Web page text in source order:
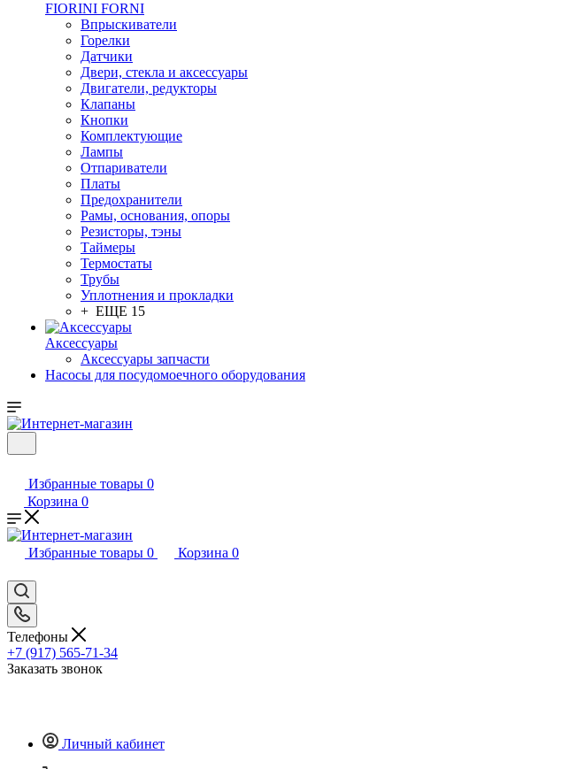
FIORINI FORNI
Впрыскиватели
Горелки
Датчики
Двери, стекла и аксессуары
Двигатели, редукторы
Клапаны
Кнопки
Комплектующие
Лампы
Отпариватели
Платы
Предохранители
Рамы, основания, опоры
Резисторы, тэны
Таймеры
Термостаты
Трубы
Уплотнения и прокладки
+ ЕЩЕ 15
Аксессуары
Аксессуары запчасти
Насосы для посудомоечного оборудования
Избранные товары 0
Корзина 0
Избранные товары 0 Корзина 0
Телефоны
+7 (917) 565-71-34
Заказать звонок
Личный кабинет